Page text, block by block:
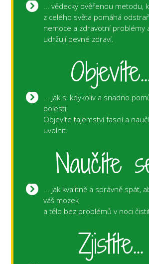
... vědecky ověřenou metodu,
z celého světa pomáhá
nemoce a zdravotní problémy
udržují pevné zdraví.
... jak si kdykoliv a snadno
bolesti.
Objevíte tajemství fascií a
uvolnit.
Naučíte
... jak kvalitně a správně spát,
váš mozek
a tělo bez problémů v noci
Zjistíte...